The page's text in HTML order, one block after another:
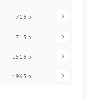
715 р
715 р
1515 р
1965 р